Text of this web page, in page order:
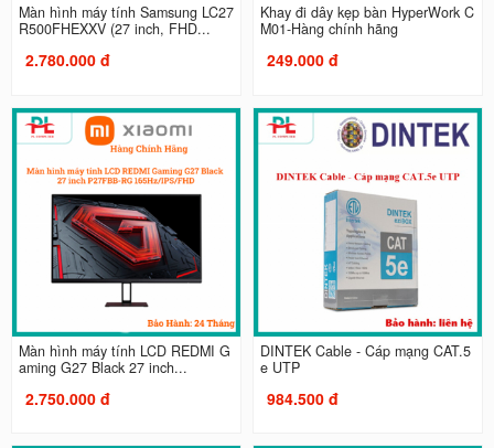
Màn hình máy tính Samsung LC27
R500FHEXXV (27 inch, FHD...
2.780.000 đ
Khay đi dây kẹp bàn HyperWork C
M01-Hàng chính hãng
249.000 đ
Màn hình máy tính LCD REDMI G
aming G27 Black 27 inch...
2.750.000 đ
DINTEK Cable - Cáp mạng CAT.5
e UTP
984.500 đ